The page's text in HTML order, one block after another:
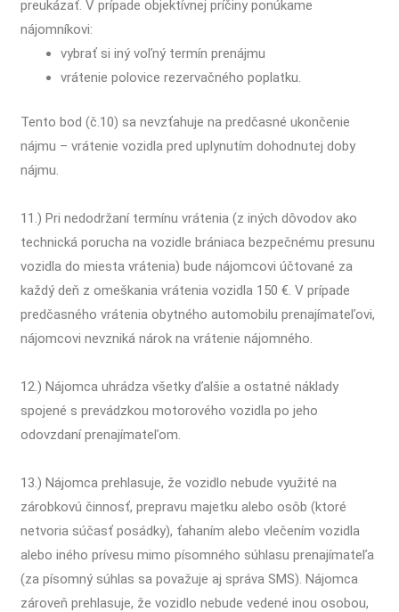
preukázať. V prípade objektívnej príčiny ponúkame
nájomníkovi:
vybrať si iný voľný termín prenájmu
vrátenie polovice rezervačného poplatku.
Tento bod (č.10) sa nevzťahuje na predčasné ukončenie
nájmu – vrátenie vozidla pred uplynutím dohodnutej doby
nájmu.
11.) Pri nedodržaní termínu vrátenia (z iných dôvodov ako
technická porucha na vozidle brániaca bezpečnému presunu
vozidla do miesta vrátenia) bude nájomcovi účtované za
každý deň z omeškania vrátenia vozidla 150 €. V prípade
predčasného vrátenia obytného automobilu prenajímateľovi,
nájomcovi nevzniká nárok na vrátenie nájomného.
12.) Nájomca uhrádza všetky ďalšie a ostatné náklady
spojené s prevádzkou motorového vozidla po jeho
odovzdaní prenajímateľom.
13.) Nájomca prehlasuje, že vozidlo nebude využité na
zárobkovú činnosť, prepravu majetku alebo osôb (ktoré
netvoria súčasť posádky), ťahaním alebo vlečením vozidla
alebo iného prívesu mimo písomného súhlasu prenajímateľa
(za písomný súhlas sa považuje aj správa SMS). Nájomca
zároveň prehlasuje, že vozidlo nebude vedené inou osobou,